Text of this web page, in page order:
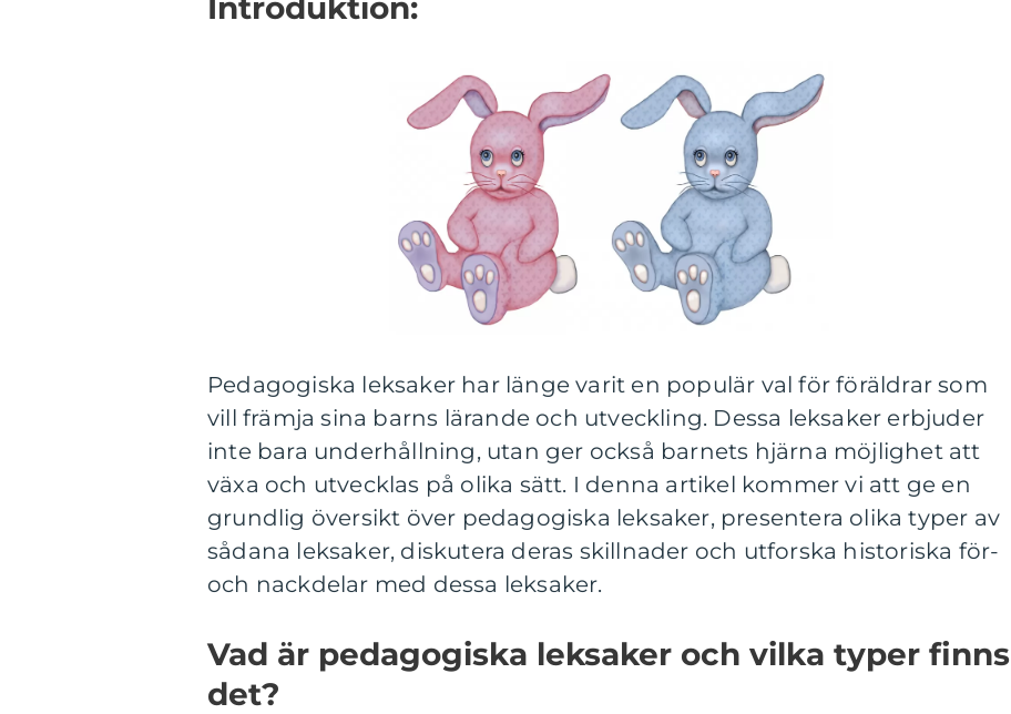
Introduktion:
Pedagogiska leksaker har länge varit en populär val för föräldrar som
vill främja sina barns lärande och utveckling. Dessa leksaker erbjuder
inte bara underhållning, utan ger också barnets hjärna möjlighet att
växa och utvecklas på olika sätt. I denna artikel kommer vi att ge en
grundlig översikt över pedagogiska leksaker, presentera olika typer av
sådana leksaker, diskutera deras skillnader och utforska historiska för-
och nackdelar med dessa leksaker.
Vad är pedagogiska leksaker och vilka typer finns
det?